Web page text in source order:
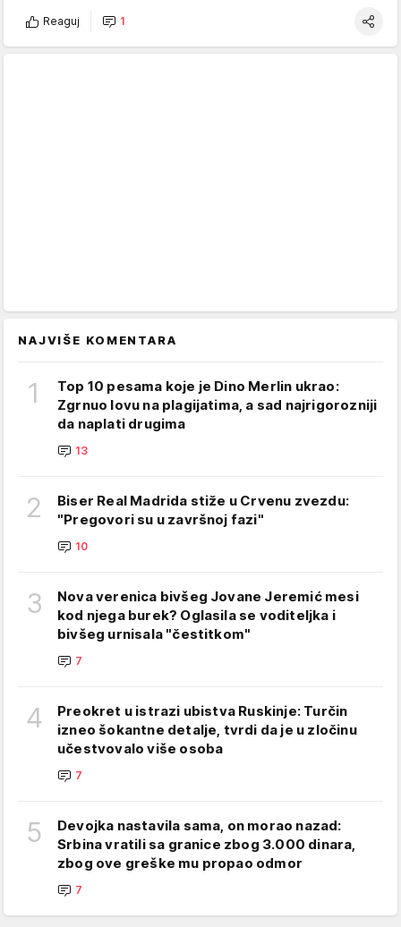
Reaguj 1
NAJVIŠE KOMENTARA
1
Top 10 pesama koje je Dino Merlin ukrao:
Zgrnuo lovu na plagijatima, a sad najrigorozniji
da naplati drugima
13
2
Biser Real Madrida stiže u Crvenu zvezdu:
"Pregovori su u završnoj fazi"
10
3
Nova verenica bivšeg Jovane Jeremić mesi
kod njega burek? Oglasila se voditeljka i
bivšeg urnisala "čestitkom"
7
4
Preokret u istrazi ubistva Ruskinje: Turčin
izneo šokantne detalje, tvrdi da je u zločinu
učestvovalo više osoba
7
5
Devojka nastavila sama, on morao nazad:
Srbina vratili sa granice zbog 3.000 dinara,
zbog ove greške mu propao odmor
7